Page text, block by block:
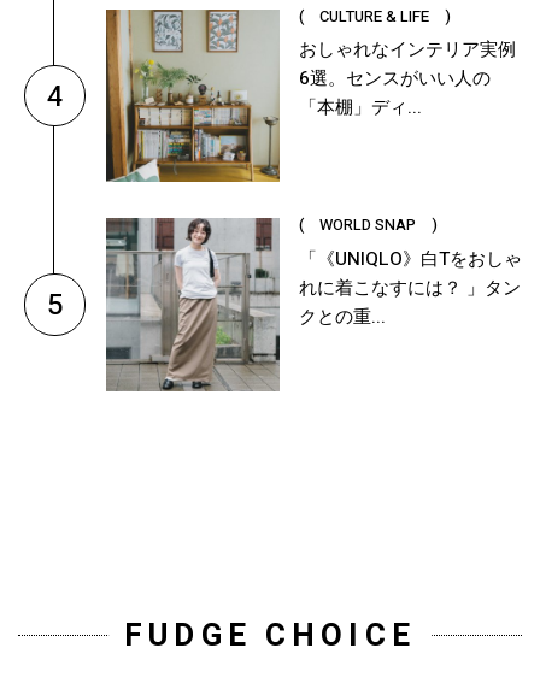
4
( CULTURE & LIFE )
おしゃれなインテリア実例
6選。センスがいい人の
「本棚」ディ...
5
( WORLD SNAP )
「《UNIQLO》白Tをおしゃ
れに着こなすには？ 」タン
クとの重...
FUDGE CHOICE